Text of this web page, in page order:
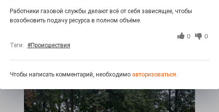
«Районы-кварталы»
путешествуют по городу
0
Радость в квадрате! На этой неделе электростальцев
Работники газовой службы делают всё от себя зависящее, чтобы
возобновить подачу ресурса в полном объёме.
0 0
Теги: #Происшествия
Чтобы написать комментарий, необходимо авторизоваться.